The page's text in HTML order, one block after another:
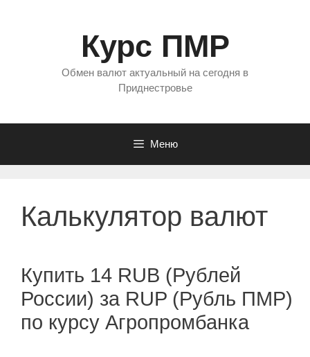
Курс ПМР
Обмен валют актуальный на сегодня в
Приднестровье
Меню
Калькулятор валют
Купить 14 RUB (Рублей
России) за RUP (Рубль ПМР)
по курсу Агропромбанка